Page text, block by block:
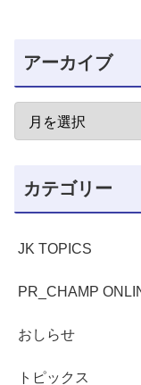
アーカイブ
カテゴリー
JK TOPICS
PR_CHAMP
おしらせ
トピックス